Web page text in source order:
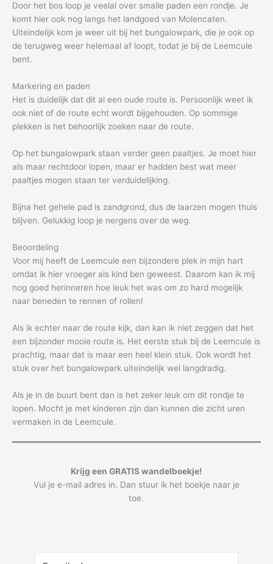
Door het bos loop je veelal over smalle paden een rondje. Je
komt hier ook nog langs het landgoed van Molencaten.
Uiteindelijk kom je weer uit bij het bungalowpark, die je ook op
de terugweg weer helemaal af loopt, todat je bij de Leemcule
bent.
Markering en paden
Het is duidelijk dat dit al een oude route is. Persoonlijk weet ik
ook niet of de route echt wordt bijgehouden. Op sommige
plekken is het behoorlijk zoeken naar de route.
Op het bungalowpark staan verder geen paaltjes. Je moet hier
als maar rechtdoor lopen, maar er hadden best wat meer
paaltjes mogen staan ter verduidelijking.
Bijna het gehele pad is zandgrond, dus de laarzen mogen thuis
blijven. Gelukkig loop je nergens over de weg.
Beoordeling
Voor mij heeft de Leemcule een bijzondere plek in mijn hart
omdat ik hier vroeger als kind ben geweest. Daarom kan ik mij
nog goed herinneren hoe leuk het was om zo hard mogelijk
naar beneden te rennen of rollen!
Als ik echter naar de route kijk, dan kan ik niet zeggen dat het
een bijzonder mooie route is. Het eerste stuk bij de Leemcule is
prachtig, maar dat is maar een heel klein stuk. Ook wordt het
stuk over het bungalowpark uiteindelijk wel langdradig.
Als je in de buurt bent dan is het zeker leuk om dit rondje te
lopen. Mocht je met kinderen zijn dan kunnen die zicht uren
vermaken in de Leemcule.
Krijg een GRATIS wandelboekje!
Vul je e-mail adres in. Dan stuur ik het boekje naar je
toe.